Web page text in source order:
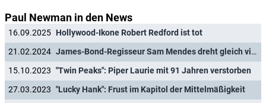
Paul Newman in den News
16.09.2025 Hollywood-Ikone Robert Redford ist tot
21.02.2024
James-Bond-Regisseur Sam Mendes dreht gleich vier Beatles-Filme
15.10.2023 "Twin Peaks": Piper Laurie mit 91 Jahren verstorben
27.03.2023 "Lucky Hank": Frust im Kapitol der Mittelmäßigkeit